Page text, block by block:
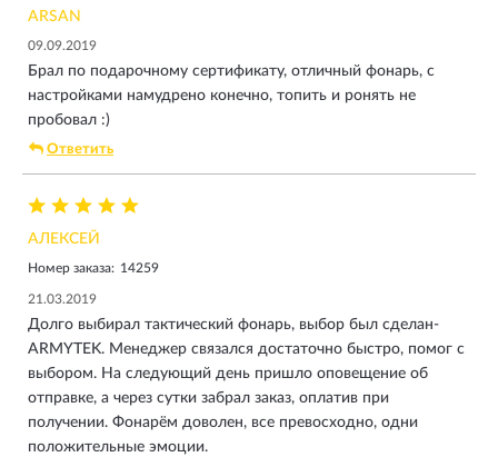
ARSAN
09.09.2019
Брал по подарочному сертификату, отличный фонарь, с
настройками намудрено конечно, топить и ронять не
пробовал :)
Ответить
АЛЕКСЕЙ
Номер заказа: 14259
21.03.2019
Долго выбирал тактический фонарь, выбор был сделан-
ARMYTEK. Менеджер связался достаточно быстро, помог с
выбором. На следующий день пришло оповещение об
отправке, а через сутки забрал заказ, оплатив при
получении. Фонарём доволен, все превосходно, одни
положительные эмоции.